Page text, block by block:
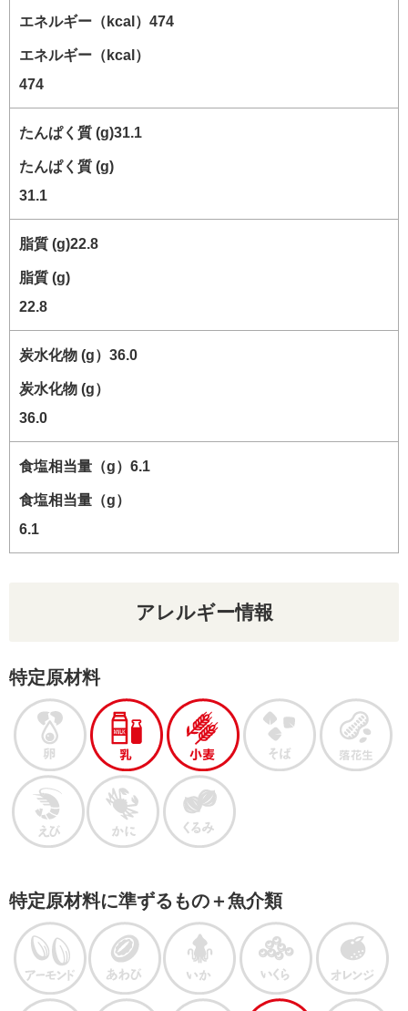
エネルギー（kcal）
474
たんぱく質 (g)
31.1
脂質 (g)
22.8
炭水化物 (g）
36.0
食塩相当量（g）
6.1
アレルギー情報
特定原材料
特定原材料に準ずるもの＋魚介類